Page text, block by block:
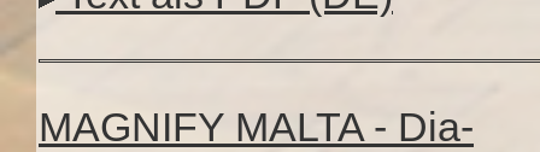
MAGNIFY MALTA - Dia-